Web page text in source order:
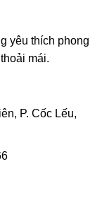
yêu thích phong
mái.
P. Cốc Lếu,